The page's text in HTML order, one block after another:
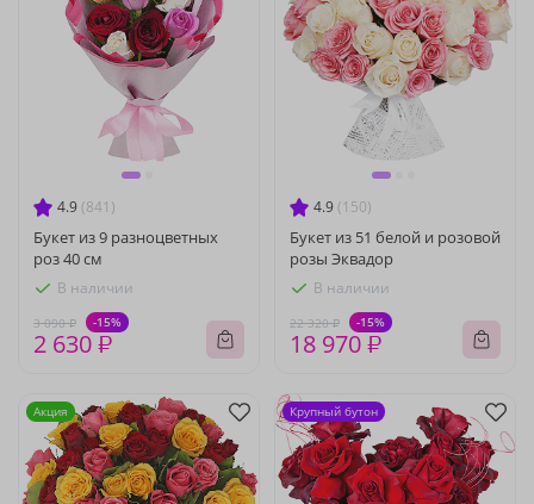
4.9 (841)
Букет из 9 разноцветных
роз 40 см
В наличии
3 090 ₽ -15%
2 630 ₽
4.9 (150)
Букет из 51 белой и розовой
розы Эквадор
В наличии
22 320 ₽ -15%
18 970 ₽
Акция Крупный бутон